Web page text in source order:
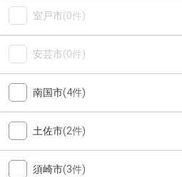
室戸市(0件)
安芸市(0件)
南国市(4件)
土佐市(2件)
須崎市(3件)